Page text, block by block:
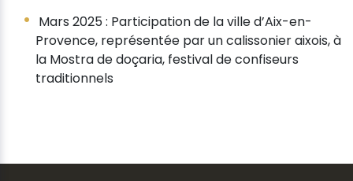
Mars 2025 : Participation de la ville d’Aix-en-
Provence, représentée par un calissonier aixois, à
la Mostra de doçaria, festival de confiseurs
traditionnels